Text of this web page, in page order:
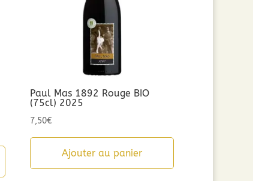
Paul Mas 1892 Rouge BIO
(75cl) 2025
7,50€
Ajouter au panier